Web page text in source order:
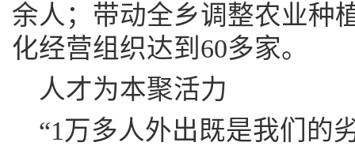
余人；带动全乡调整农业种
化经营组织达到60多家。
人才为本聚活力
“1万多人外出既是我们的